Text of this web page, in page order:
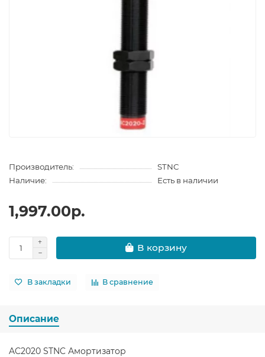
Производитель:
STNC
Наличие:
Есть в наличии
1,997.00р.
В корзину
В закладки В сравнение
Описание
AC2020 STNC Амортизатор